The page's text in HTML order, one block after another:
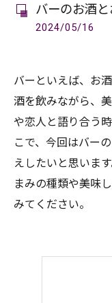
バーのお酒
2024/05/16
バーといえば、お
酒を飲みながら、
や恋人と語り合う
こで、今回はバー
えしたいと思いま
まみの種類や美味
みてください。